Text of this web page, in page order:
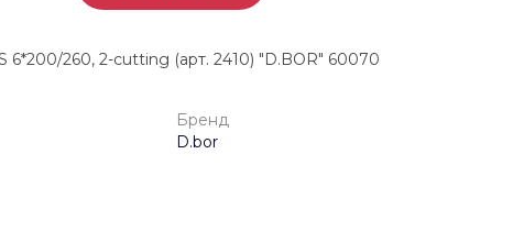
6*200/260, 2-cutting (арт. 2410) "D.BOR" 60070
Бренд
D.bor